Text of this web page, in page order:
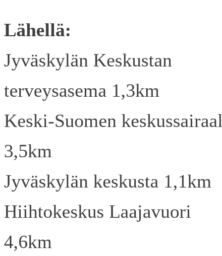
Lähellä:
Jyväskylän Keskustan
terveysasema 1,3km
Keski-Suomen
3,5km
Jyväskylän keskusta 1,1km
Hiihtokeskus Laajavuori
4,6km